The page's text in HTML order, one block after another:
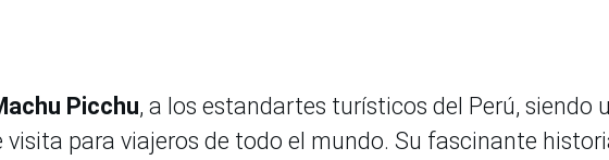
Picchu, a los estandartes turísticos del Perú, siendo
para viajeros de todo el mundo. Su fascinante